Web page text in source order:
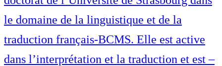
le domaine de la linguistique et de la
traduction français-BCMS. Elle est active
dans l’interprétation et la traduction et est –